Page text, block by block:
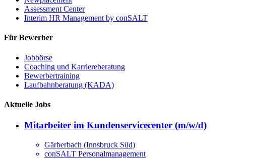
Assessment Center
Interim HR Management by conSALT
Für Bewerber
Jobbörse
Coaching und Karriereberatung
Bewerbertraining
Laufbahnberatung (KADA)
Aktuelle Jobs
Mitarbeiter im Kundenservicecenter (m/w/d)
Gärberbach (Innsbruck Süd)
conSALT Personalmanagement